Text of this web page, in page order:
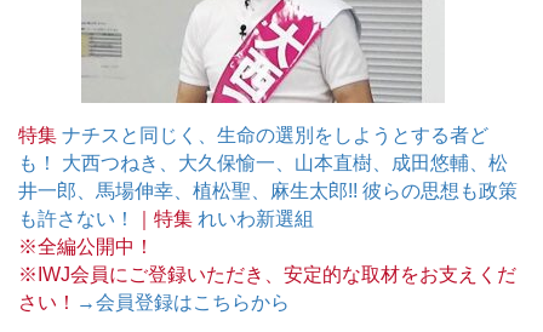
特集 ナチスと同じく、生命の選別をしようとする者ど
も！ 大西つねき、大久保愉一、山本直樹、成田悠輔、松
井一郎、馬場伸幸、植松聖、麻生太郎!! 彼らの思想も政策
も許さない！
｜特集 れいわ新選組
※全編公開中！
※IWJ会員にご登録いただき、安定的な取材をお支えくだ
さい！ →会員登録はこちらから